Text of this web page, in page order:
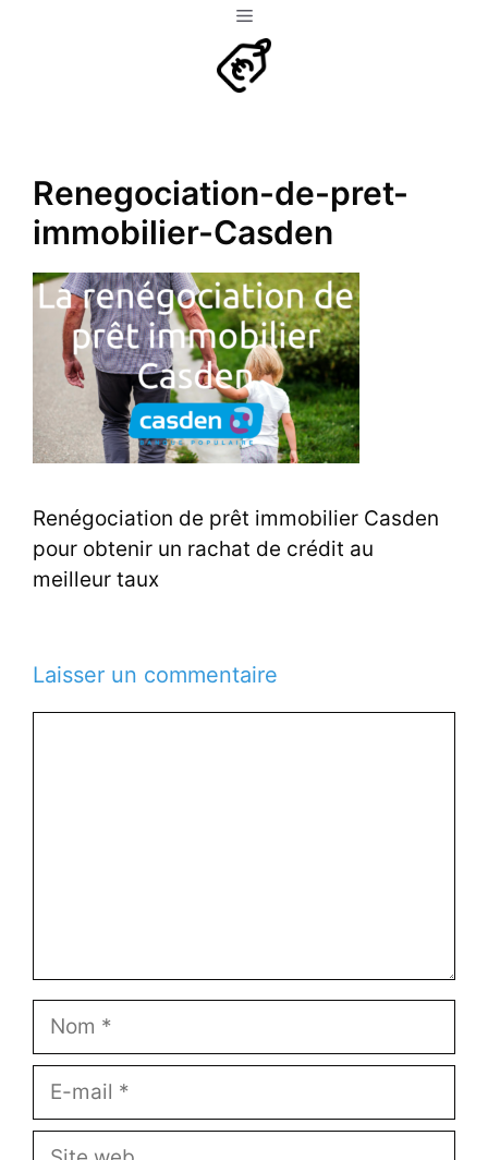
Menu
Renegociation-de-pret-
immobilier-Casden
Renégociation de prêt immobilier Casden
pour obtenir un rachat de crédit au
meilleur taux
Laisser un commentaire
Nom
E-
Site